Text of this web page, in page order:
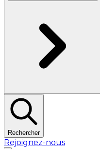
Rechercher
Rejoignez-nous